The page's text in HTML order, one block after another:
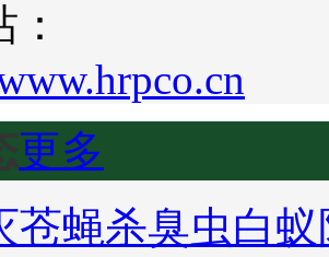
更多
苍蝇杀臭虫白